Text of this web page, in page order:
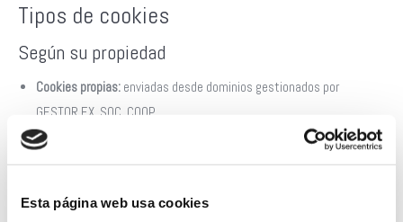
Esta página web usa cookies
Tipos de cookies
Según su propiedad
Cookies propias: enviadas desde dominios gestionados por
GESTOR.EX, SOC. COOP.
Cookies de terceros:
enviadas por entidades externas que tratan
los datos.
Según su duración